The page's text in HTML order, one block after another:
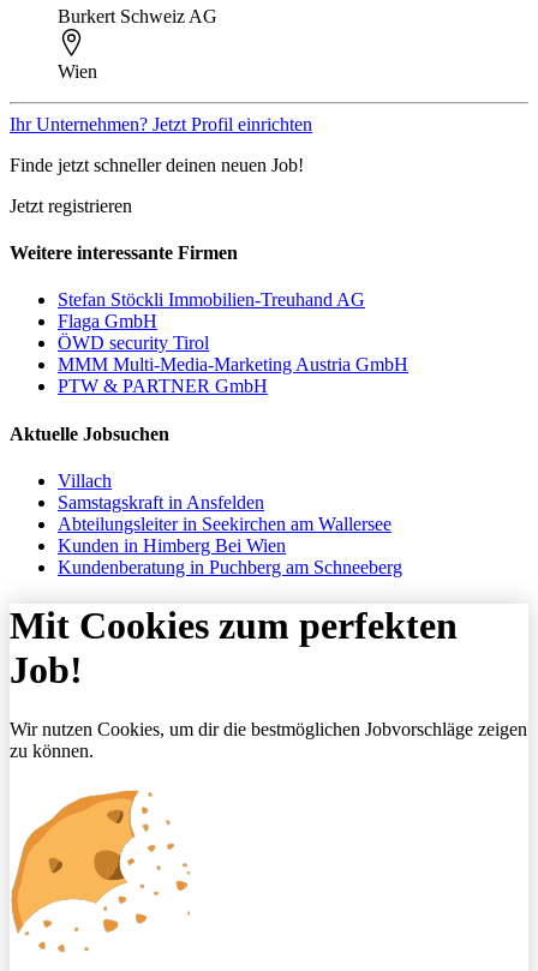
Burkert Schweiz AG
Wien
Ihr Unternehmen? Jetzt Profil einrichten
Finde jetzt schneller deinen neuen Job!
Jetzt registrieren
Weitere interessante Firmen
Stefan Stöckli Immobilien-Treuhand AG
Flaga GmbH
ÖWD security Tirol
MMM Multi-Media-Marketing Austria GmbH
PTW & PARTNER GmbH
Aktuelle Jobsuchen
Villach
Samstagskraft in Ansfelden
Abteilungsleiter in Seekirchen am Wallersee
Kunden in Himberg Bei Wien
Kundenberatung in Puchberg am Schneeberg
Mit Cookies zum perfekten
Job!
Wir nutzen Cookies, um dir die bestmöglichen Jobvorschläge zeigen
zu können.